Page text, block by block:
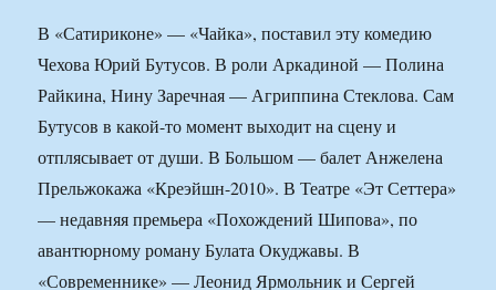
В «Сатириконе» — «Чайка», поставил эту комедию
Чехова Юрий Бутусов. В роли Аркадиной — Полина
Райкина, Нину Заречная — Агриппина Стеклова. Сам
Бутусов в какой-то момент выходит на сцену и
отплясывает от души. В Большом — балет Анжелена
Прельжокажа «Креэйшн-2010». В Театре «Эт Сеттера»
— недавняя премьера «Похождений Шипова», по
авантюрному роману Булата Окуджавы. В
«Современнике» — Леонид Ярмольник и Сергей